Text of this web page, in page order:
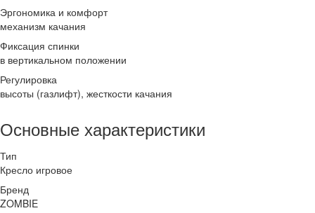
Эргономика и комфорт
механизм качания
Фиксация спинки
в вертикальном положении
Регулировка
высоты (газлифт), жесткости качания
Основные характеристики
Тип
Кресло игровое
Бренд
ZOMBIE